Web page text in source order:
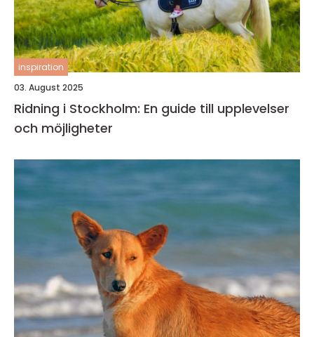
inspiration
03. August 2025
Ridning i Stockholm: En guide till upplevelser
och möjligheter